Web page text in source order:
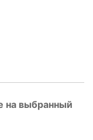
на выбранный